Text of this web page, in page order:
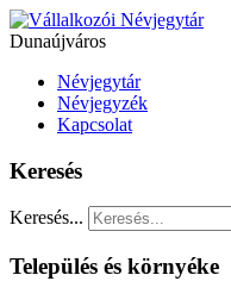
Dunaújváros
Névjegytár
Névjegyzék
Kapcsolat
Keresés
Keresés...
Település és környéke